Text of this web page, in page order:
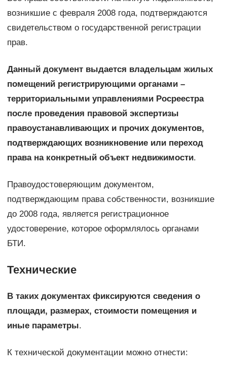
возникшие с февраля 2008 года, подтверждаются
свидетельством о государственной регистрации
прав.
Данный документ выдается владельцам жилых
помещений регистрирующими органами –
территориальными управлениями Росреестра
после проведения правовой экспертизы
правоустанавливающих и прочих документов,
подтверждающих возникновение или переход
права на конкретный объект недвижимости.
Правоудостоверяющим документом,
подтверждающим права собственности, возникшие
до 2008 года, является регистрационное
удостоверение, которое оформлялось органами
БТИ.
Технические
В таких документах фиксируются сведения о
площади, размерах, стоимости помещения и
иные параметры.
К технической документации можно отнести: